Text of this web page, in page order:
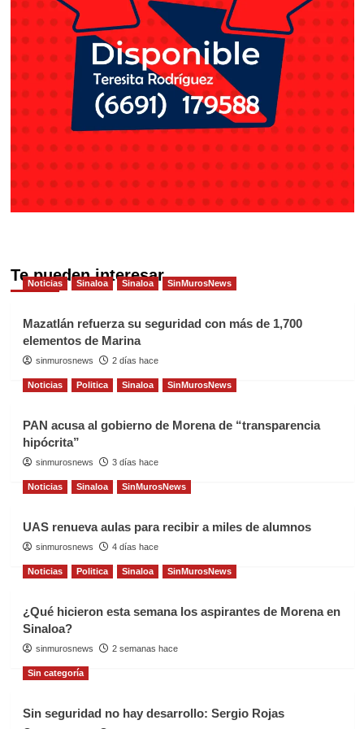
Te pueden interesar
Noticias Sinaloa Sinaloa SinMurosNews
Mazatlán refuerza su seguridad con más de 1,700
elementos de Marina
sinmurosnews 2 días hace
Noticias Politica Sinaloa SinMurosNews
PAN acusa al gobierno de Morena de “transparencia
hipócrita”
sinmurosnews 3 días hace
Noticias Sinaloa SinMurosNews
UAS renueva aulas para recibir a miles de alumnos
sinmurosnews 4 días hace
Noticias Politica Sinaloa SinMurosNews
¿Qué hicieron esta semana los aspirantes de Morena en
Sinaloa?
sinmurosnews 2 semanas hace
Sin categoría
Sin seguridad no hay desarrollo: Sergio Rojas